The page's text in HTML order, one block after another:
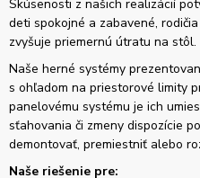
Skúsenosti z našich realizácií
deti spokojné a zabavené,
zvyšuje priemernú útratu na stôl.
Naše herné systémy
s ohľadom na priestorové limity
panelovému systému je ich
sťahovania či zmeny dispozície
demontovať, premiestniť alebo
Naše riešenie pre: